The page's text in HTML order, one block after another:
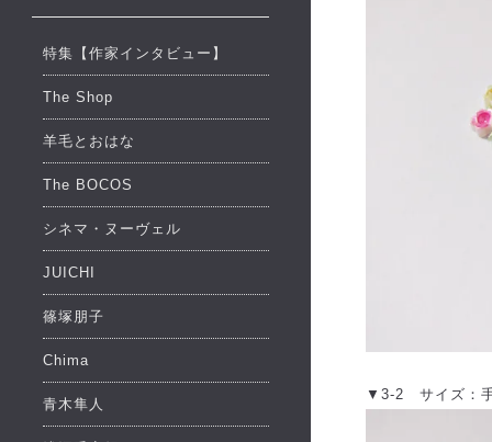
▼3-2 サイズ：
特集【作家インタビュー】
The Shop
羊毛とおはな
The BOCOS
シネマ・ヌーヴェル
JUICHI
篠塚朋子
Chima
青木隼人